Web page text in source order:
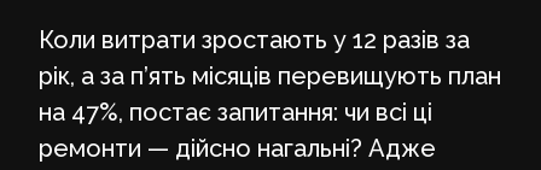
Коли витрати зростають у 12 разів за
рік, а за п’ять місяців перевищують план
на 47%, постає запитання: чи всі ці
ремонти — дійсно нагальні? Адже